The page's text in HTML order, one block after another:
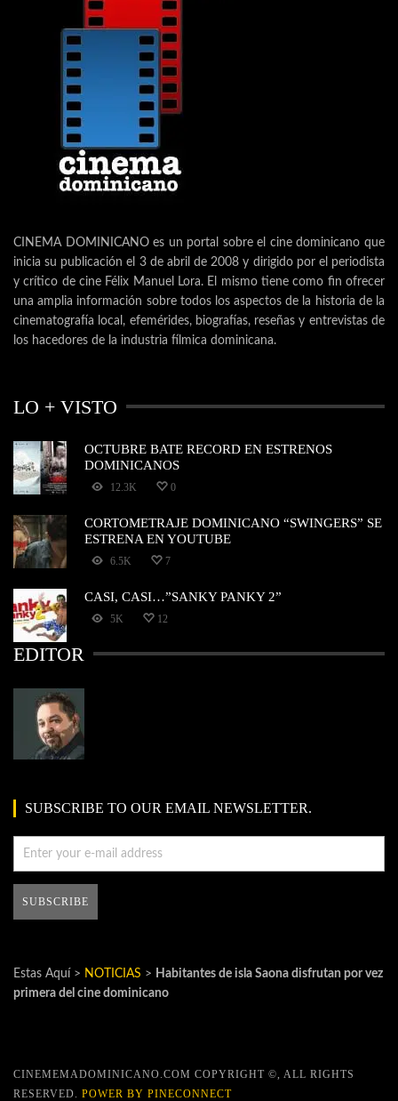
CINEMA DOMINICANO es un portal sobre el cine dominicano que
inicia su publicación el 3 de abril de 2008 y dirigido por el periodista
y crítico de cine Félix Manuel Lora. El mismo tiene como fin ofrecer
una amplia información sobre todos los aspectos de la historia de la
cinematografía local, efemérides, biografías, reseñas y entrevistas de
los hacedores de la industria fílmica dominicana.
LO + VISTO
OCTUBRE BATE RECORD EN ESTRENOS
DOMINICANOS
12.3K 0
CORTOMETRAJE DOMINICANO “SWINGERS” SE
ESTRENA EN YOUTUBE
6.5K 7
CASI, CASI…”SANKY PANKY 2”
5K 12
EDITOR
SUBSCRIBE TO OUR EMAIL NEWSLETTER.
Estas Aquí > NOTICIAS > Habitantes de isla Saona disfrutan por vez
primera del cine dominicano
CINEMEMADOMINICANO.COM COPYRIGHT ©, ALL RIGHTS
RESERVED. POWER BY PINECONNECT